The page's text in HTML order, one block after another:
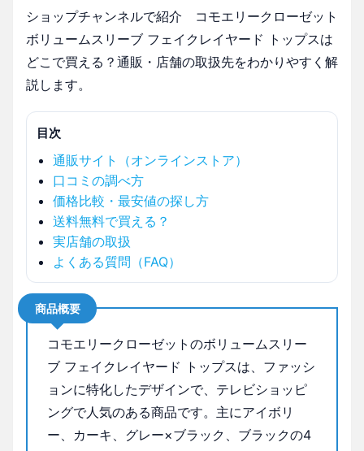
ショップチャンネルで紹介 コモエリークローゼット
ボリュームスリーブ フェイクレイヤード トップスは
どこで買える？通販・店舗の取扱先をわかりやすく解
説します。
目次
通販サイト（オンラインストア）
口コミの調べ方
価格比較・最安値の探し方
送料無料で買える？
実店舗の取扱
よくある質問（FAQ）
商品概要
コモエリークローゼットのボリュームスリー
ブ フェイクレイヤード トップスは、ファッシ
ョンに特化したデザインで、テレビショッピ
ングで人気のある商品です。主にアイボリ
ー、カーキ、グレー×ブラック、ブラックの4